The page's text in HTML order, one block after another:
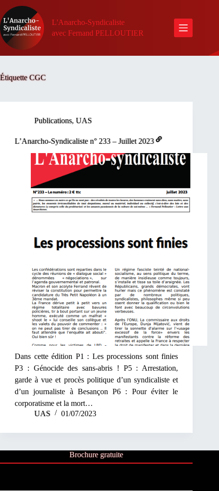
au
contenu
L'Anarcho-Syndicaliste
avec Fernand PELLOUTIER
ÉtiquetteCGC
Publications, UAS
L’Anarcho-Syndicaliste n° 233 – Juillet 2023
Dans cette édition P1 : Les processions sont finies
P3 : Génocide des sans-abris ! P5 : Arrestation,
garde à vue et procès politique d’un syndicaliste et
d’un journaliste à Besançon P6 : Pour éviter le
corporatisme et la mort…
UAS
01/07/2023
Brochure gratuite